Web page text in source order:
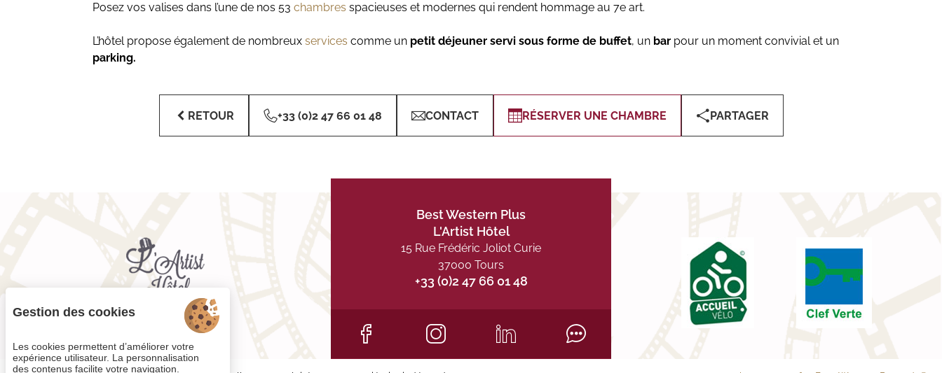
Posez vos valises dans l’une de nos 53 chambres spacieuses et modernes qui rendent hommage au 7e art.
L’hôtel propose également de nombreux services comme un petit déjeuner servi sous forme de buffet, un bar pour un moment convivial et un
parking.
RETOUR +33 (0)2 47 66 01 48 CONTACT RÉSERVER UNE CHAMBRE PARTAGER
Best Western Plus
L'Artist Hôtel
15 Rue Frédéric Joliot Curie
37000 Tours
+33 (0)2 47 66 01 48
Gestion des cookies
Les cookies permettent d’améliorer votre
expérience utilisateur. La personnalisation
des contenus facilite votre navigation.